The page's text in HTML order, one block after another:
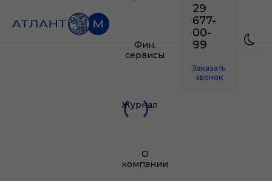
Фин.
сервисы
Журнал
О
компании
29
677-
00-
99
Заказать
звонок